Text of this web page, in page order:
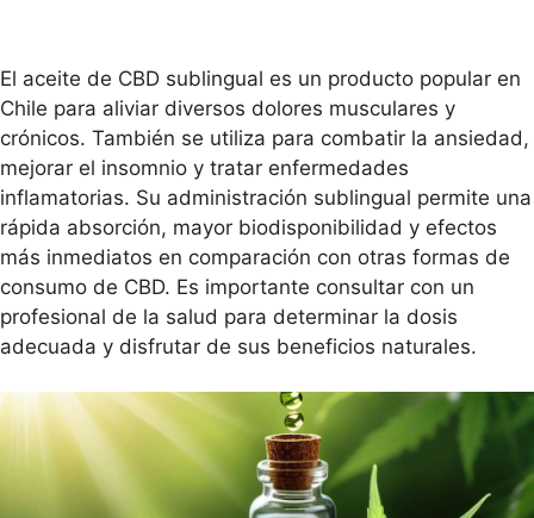
30
gr
cantidad
El aceite de CBD sublingual es un producto popular en
Chile para aliviar diversos dolores musculares y
crónicos. También se utiliza para combatir la ansiedad,
mejorar el insomnio y tratar enfermedades
inflamatorias. Su administración sublingual permite una
rápida absorción, mayor biodisponibilidad y efectos
más inmediatos en comparación con otras formas de
consumo de CBD. Es importante consultar con un
profesional de la salud para determinar la dosis
adecuada y disfrutar de sus beneficios naturales.